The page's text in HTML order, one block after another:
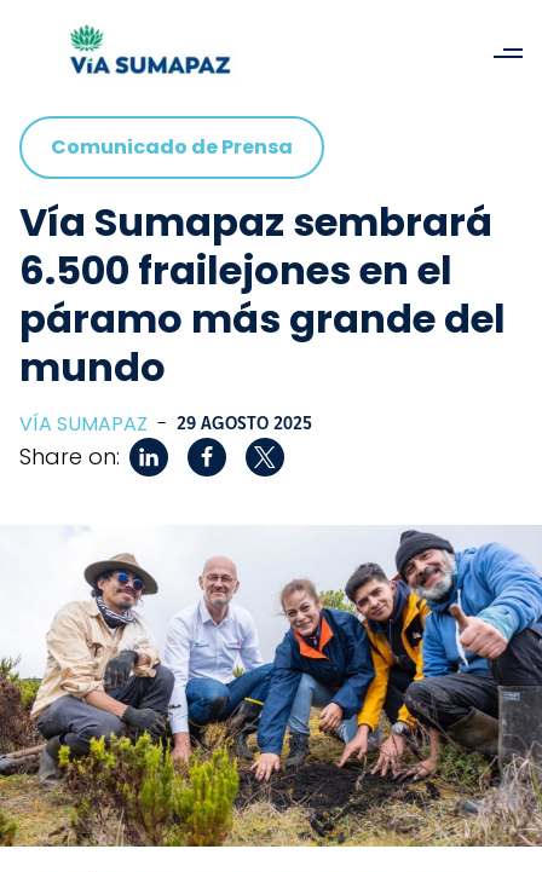
Comunicado de Prensa
Vía Sumapaz sembrará
6.500 frailejones en el
páramo más grande del
mundo
VÍA SUMAPAZ - 29 AGOSTO 2025
Share on: